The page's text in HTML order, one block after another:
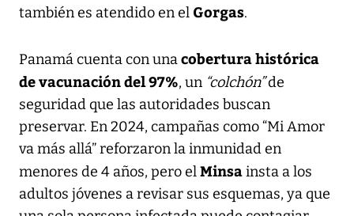
también es atendido en el Gorgas.
Panamá cuenta con unacobertura histórica
de vacunación del97%, un “colchón”de
seguridad que las autoridades buscan
preservar. En 2024, campañas como “Mi Amor
va más allá” reforzaron la inmunidad en
menores de 4 años, pero elMinsainsta a los
adultos jóvenes a revisar sus esquemas, ya que